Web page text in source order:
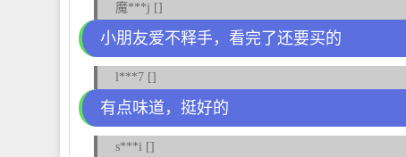
魔***j []
小朋友爱不释手，看完了还要买的
l***7 []
有点味道，挺好的
s***i []